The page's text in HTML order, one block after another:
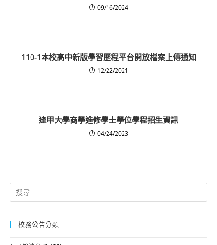
09/16/2024
110-1本校高中新版學習歷程平台開放檔案上傳通知
12/22/2021
逢甲大學商學進修學士學位學程招生資訊
04/24/2023
Search
for:
校務公告分類